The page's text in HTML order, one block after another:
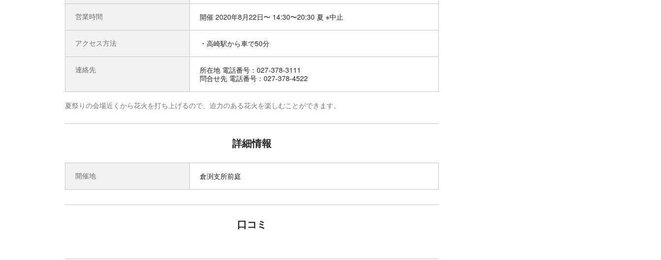
営業時間 開催 2020年8月22日〜 14:30〜20:30 夏 ※中止
アクセス方法 ・高崎駅から車で50分
連絡先
所在地 電話番号：027-378-3111
問合せ先 電話番号：027-378-4522
夏祭りの会場近くから花火を打ち上げるので、迫力のある花火を楽しむことができます。
詳細情報
開催地 倉渕支所前庭
口コミ